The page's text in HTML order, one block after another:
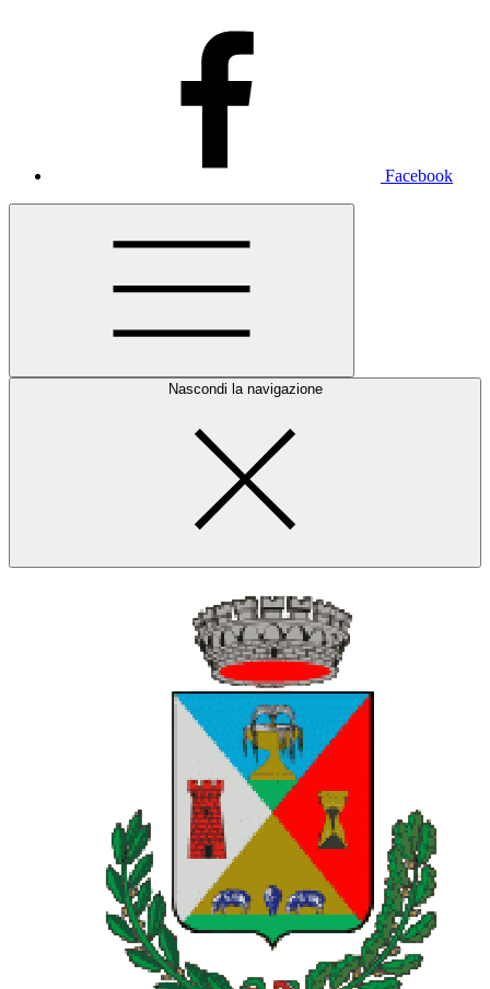
Facebook
Nascondi la navigazione